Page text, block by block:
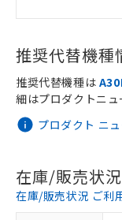
推奨代替機種
プロダクト ニ
推奨代替機種は
細はプロダクトニュ
在庫/販売状況
在庫/販売状況 ご利